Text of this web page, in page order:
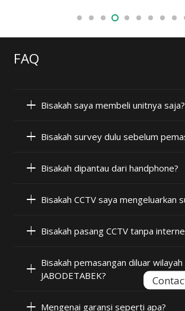
FAQ
Bisakah saya membeli unitnya saja?
Bisakah survey dulu sebelum
Bisakah dipantau dari handphone?
Bisakah CCTV saya mengeluarkan
Bisakah pasang CCTV tanpa
Bisakah pemasangan diluar wilayah
JABODETABEK?
Mengenai garansi seperti apa?